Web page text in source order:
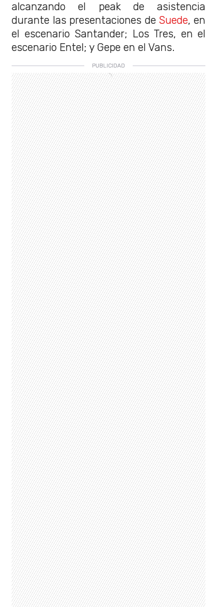
alcanzando el peak de asistencia
durante las presentaciones de Suede, en
el escenario Santander; Los Tres, en el
escenario Entel; y Gepe en el Vans.